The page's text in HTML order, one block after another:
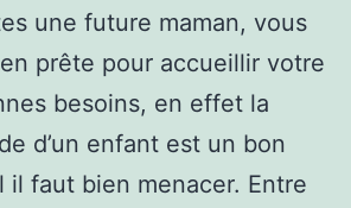
une future maman, vous
prête pour accueillir votre
besoins, en effet la
d’un enfant est un bon
il faut bien menacer. Entre